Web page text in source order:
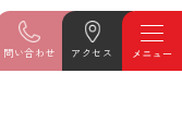
問い合わせ アクセス